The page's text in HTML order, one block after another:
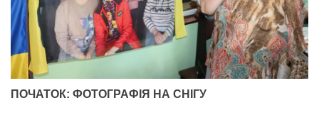
ПОЧАТОК: ФОТОГРАФІЯ НА СНІГУ